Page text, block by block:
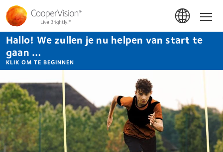
Overslaan
en
naar
de
inhoud
gaan
Hallo! We zullen je nu helpen van start te
gaan …
KLIK OM TE BEGINNEN